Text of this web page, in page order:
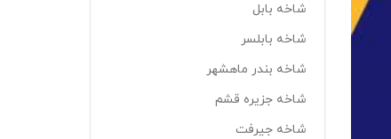
شاخه بابل
شاخه بابلسر
شاخه بندر ماهشهر
شاخه جزیره قشم
شاخه جیرفت